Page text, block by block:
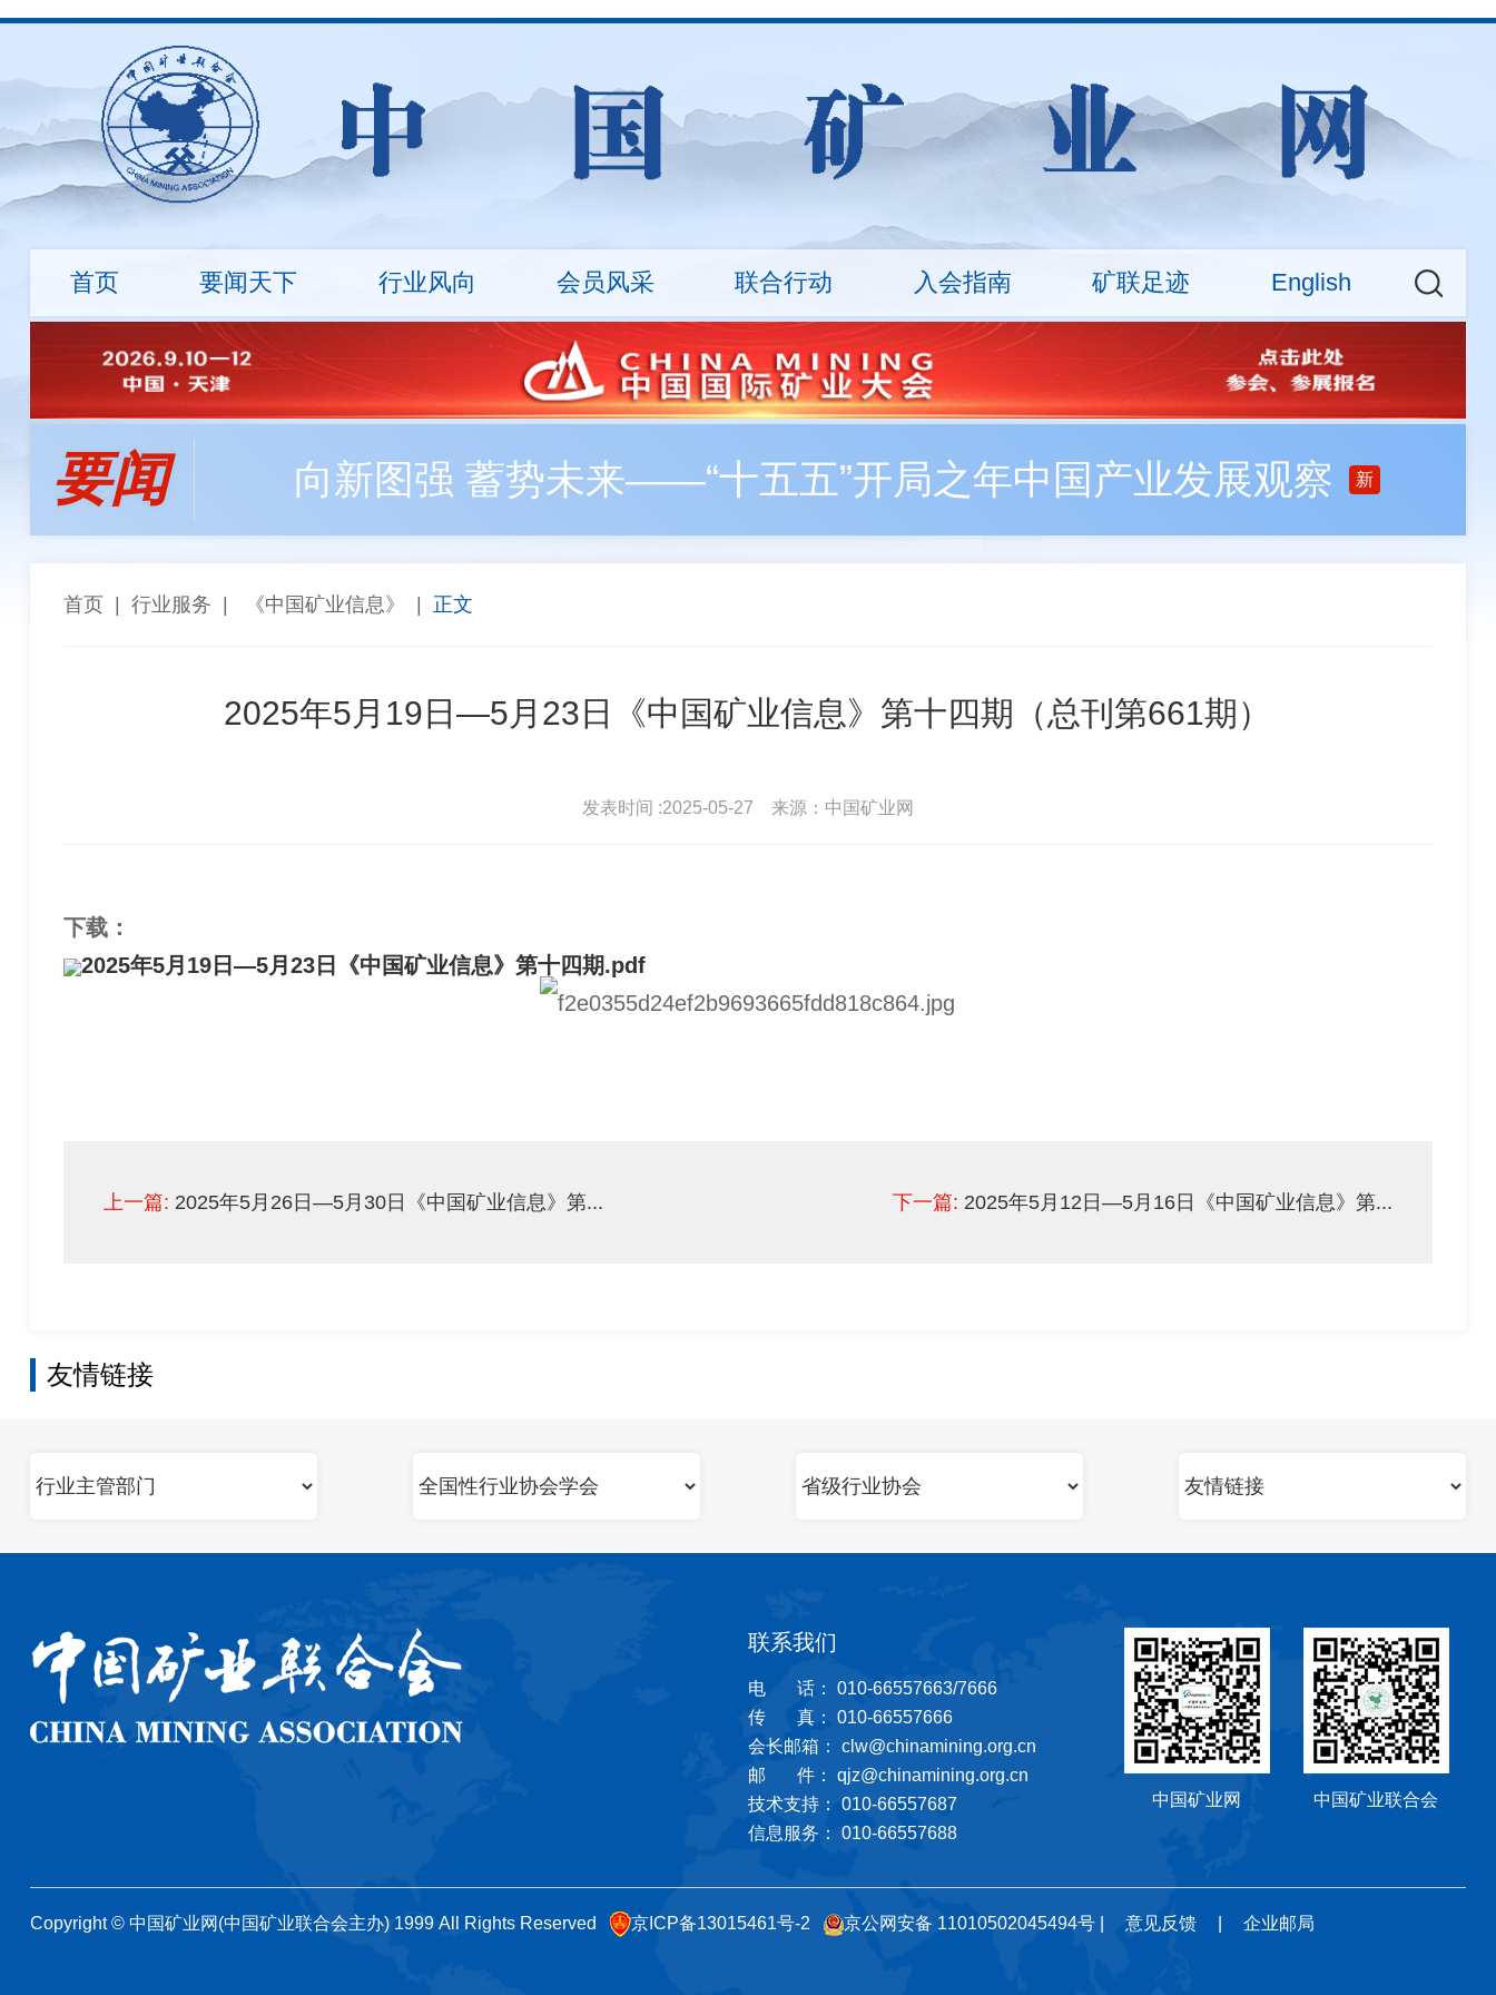
首页 要闻天下 行业风向 会员风采 联合行动 入会指南 矿联足迹 English
会长
程利伟
负责人
程利伟 王永才 王炯辉 王蕾 丛革臣
刘 钦 刘炳宇 邹玮 刘敬锟
李全生 陈长宏 陈景河 苑占永
张斗群 王乐译 唐 社 董建雄 王进平
秘书长
车长波
协会架构
协会简介 协会章程 组织机构 分支机构 联系我们
行业资讯 国际动态 统计数据 行业报告 技术装备
地勘诚信 标准建设 ESG治理 矿业沙龙 万里行 技能竞赛 矿业权交易专场活动
入会流程 会员权益 会费标准
CMA News About
会员资讯
探矿工程所自主研发数字岩心钻机，最大钻进深度达20...
中国矿业大学筹建战略矿产资源学院
希尔威参股企业实现厄瓜多尔金铜矿勘探重大突破 单孔...
会员展示
新入会会员
要闻 向新图强 蓄势未来——“十五五”开局之年中国产业发展观察 新
首页 行业服务 《中国矿业信息》 正文
2025年5月19日—5月23日《中国矿业信息》第十四期（总刊第661期）
发表时间 :2025-05-27 来源：中国矿业网
下载：
2025年5月19日—5月23日《中国矿业信息》第十四期.pdf
上一篇: 2025年5月26日—5月30日《中国矿业信息》第... 下一篇: 2025年5月12日—5月16日《中国矿业信息》第...
友情链接
联系我们
电 话： 010-66557663/7666
传 真： 010-66557666
会长邮箱： clw@chinamining.org.cn
邮 件： qjz@chinamining.org.cn
技术支持： 010-66557687
信息服务： 010-66557688
中国矿业网 中国矿业联合会
Copyright © 中国矿业网(中国矿业联合会主办) 1999 All Rights Reserved 京ICP备13015461号-2 京公网安备 11010502045494号| 意见反馈 企业邮局